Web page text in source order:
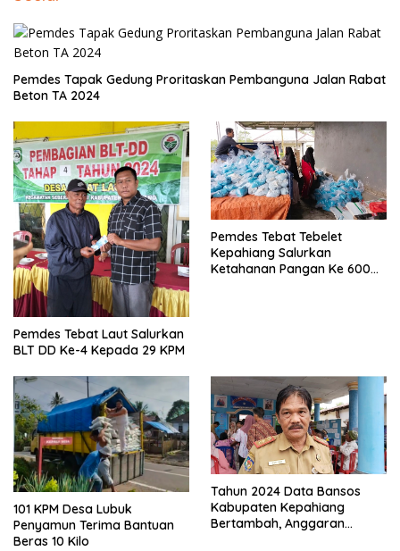
Pemdes Tapak Gedung Proritaskan Pembanguna Jalan Rabat
Beton TA 2024
Pemdes Tebat Laut Salurkan
BLT DD Ke-4 Kepada 29 KPM
Pemdes Tebat Tebelet
Kepahiang Salurkan
Ketahanan Pangan Ke 600
101 KPM Desa Lubuk
Penyamun Terima Bantuan
Beras 10 Kilo
Tahun 2024 Data Bansos
Kabupaten Kepahiang
Bertambah, Anggaran